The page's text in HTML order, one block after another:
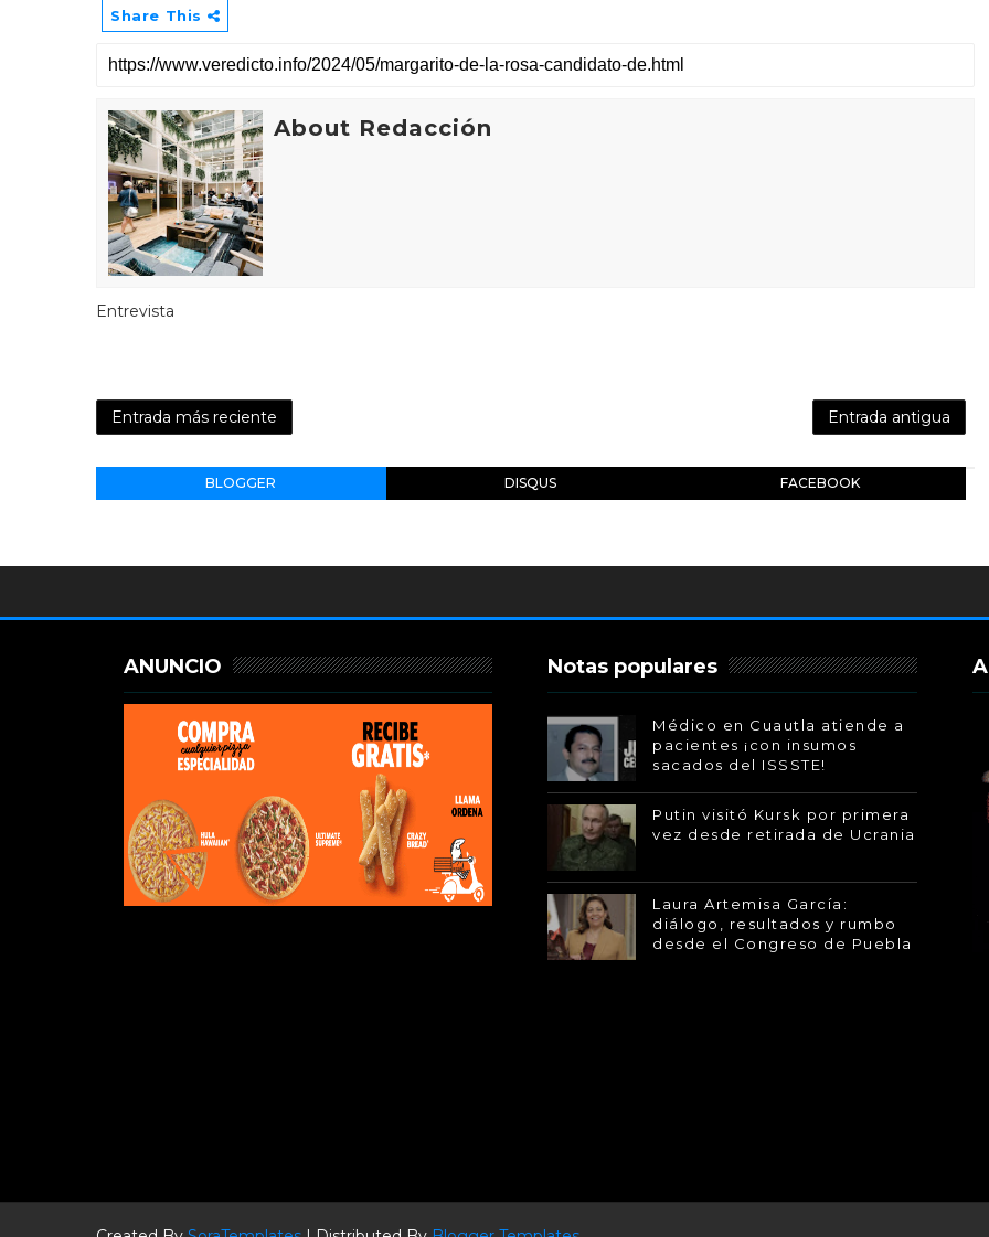
Share This
About Redacción
Entrevista
Entrada más reciente Entrada antigua
BLOGGER DISQUS FACEBOOK
ANUNCIO Notas populares
Médico en Cuautla atiende a
pacientes ¡con insumos
sacados del ISSSTE!
Putin visitó Kursk por primera
vez desde retirada de Ucrania
Laura Artemisa García:
diálogo, resultados y rumbo
desde el Congreso de Puebla